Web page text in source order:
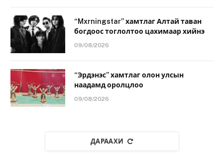
“Mxrningstar” хамтлаг Алтай таван
богдоос тоглолтоо цахимаар хийнэ
09/08/2026
“Эрдэнэс” хамтлаг олон улсын
наадамд оролцлоо
09/08/2026
ДАРААХИ